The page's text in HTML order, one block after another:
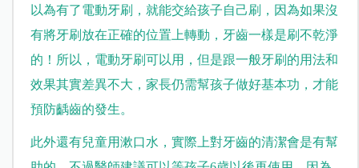
以為有了電動牙刷，就能交給孩子自己刷，因為如果沒
有將牙刷放在正確的位置上轉動，牙齒一樣是刷不乾淨
的！所以，電動牙刷可以用，但是跟一般牙刷的用法和
效果其實差異不大，家長仍需幫孩子做好基本功，才能
預防齲齒的發生。
此外還有兒童用漱口水，實際上對牙齒的清潔會是有幫